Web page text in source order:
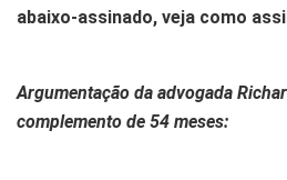
abaixo-assinado, veja como
Argumentação da advogada
complemento de 54 meses: